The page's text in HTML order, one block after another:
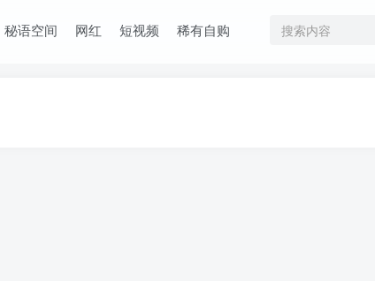
秘语空间 网红 短视频 稀有自购